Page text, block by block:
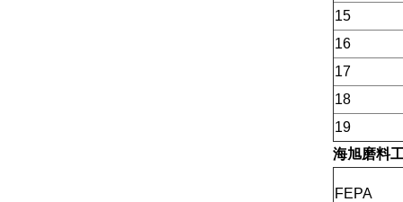
15
16
17
18
19
海旭磨料
FEPA